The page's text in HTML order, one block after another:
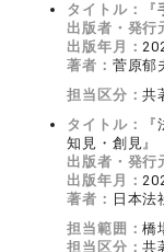
タイトル：
出版者・発行
出版年月：
著者： 菅原郁
担当区分：共
タイトル：
知見・創見』
出版者・発行
出版年月：
著者： 日本法
担当範囲：橋
担当区分：共